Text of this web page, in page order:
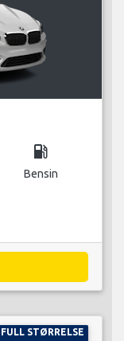
local_gas_station
Bensin
FULL STØRRELSE